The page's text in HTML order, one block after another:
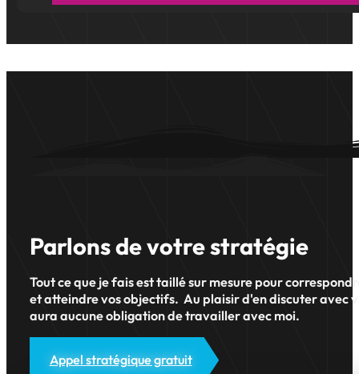
Parlons de votre stratégie
Tout ce que je fais est taillé sur mesure pour
et atteindre vos objectifs. Au plaisir d'en discuter avec
aura aucune obligation de travailler avec moi.
Appel stratégique gratuit